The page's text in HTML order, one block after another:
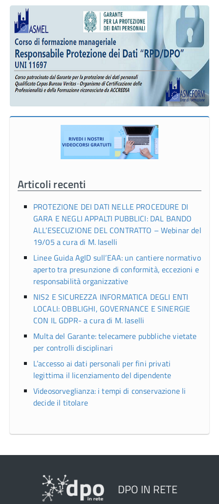
Articoli recenti
PROTEZIONE DEI DATI NELLE PROCEDURE DI
GARA E NEGLI APPALTI PUBBLICI: DAL BANDO
ALL’ESECUZIONE DEL CONTRATTO – Webinar del
19/05 a cura di M. Iaselli
Linee Guida AgID sull’EAA: un cantiere normativo
aperto tra presunzione di conformità, eccezioni e
responsabilità organizzative
NIS2 E SICUREZZA INFORMATICA DEGLI ENTI
LOCALI: OBBLIGHI, GOVERNANCE E SINERGIE
CON IL GDPR- a cura di M. Iaselli
Multa del Garante: telecamere pubbliche vietate
per controlli disciplinari
L’accesso ai dati personali per fini privati
legittima il licenziamento del dipendente
Videosorveglianza: i tempi di conservazione li
decide il titolare
DPO IN RETE